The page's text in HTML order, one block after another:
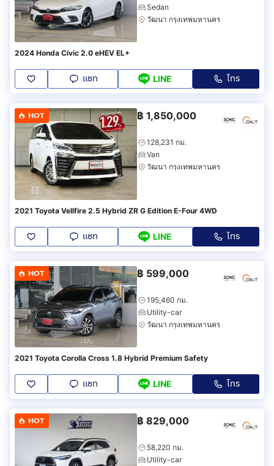
Sedan
วัฒนา กรุงเทพมหานคร
2024 Honda Civic 2.0 eHEV EL+
แชท LINE โทร
HOT ฿ 1,850,000
128,231 กม.
Van
วัฒนา กรุงเทพมหานคร
2021 Toyota Vellfire 2.5 Hybrid ZR G Edition E-Four 4WD
แชท LINE โทร
HOT ฿ 599,000
195,460 กม.
Utility-car
วัฒนา กรุงเทพมหานคร
2021 Toyota Corolla Cross 1.8 Hybrid Premium Safety
แชท LINE โทร
HOT ฿ 829,000
58,220 กม.
Utility-car